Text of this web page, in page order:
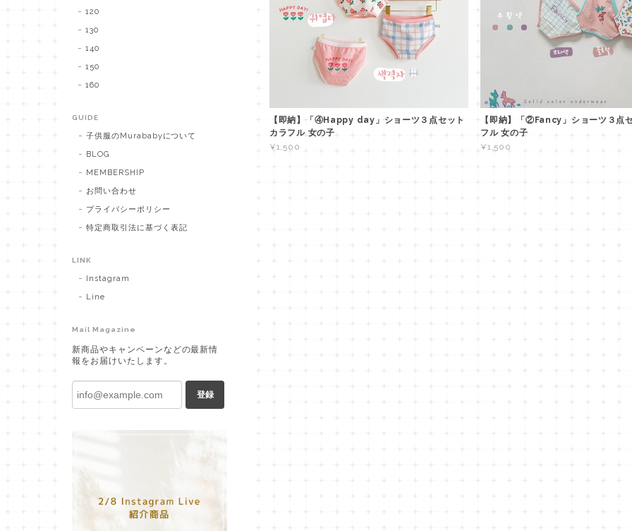
【即納】「④Happy day」ショーツ３点セット
カラフル 女の子
¥1,500
【即納】「②Fancy」ショーツ３点
フル 女の子
¥1,500
120
130
140
150
160
GUIDE
子供服のMurababyについて
BLOG
MEMBERSHIP
お問い合わせ
プライバシーポリシー
特定商取引法に基づく表記
LINK
Instagram
Line
Mail Magazine
新商品やキャンペーンなどの最新情
報をお届けいたします。
登録